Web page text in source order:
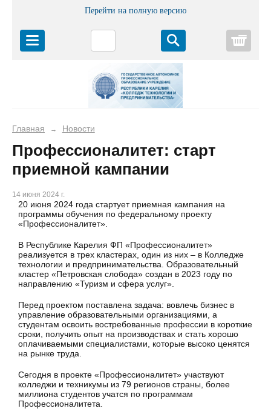
Перейти на полную версию
Главная → Новости
Профессионалитет: старт
приемной кампании
14 июня 2024 г.
20 июня 2024 года стартует приемная кампания на
программы обучения по федеральному проекту
«Профессионалитет».
В Республике Карелия ФП «Профессионалитет»
реализуется в трех кластерах, один из них – в Колледже
технологии и предпринимательства. Образовательный
кластер «Петровская слобода» создан в 2023 году по
направлению «Туризм и сфера услуг».
Перед проектом поставлена задача: вовлечь бизнес в
управление образовательными организациями, а
студентам освоить востребованные профессии в короткие
сроки, получить опыт на производствах и стать хорошо
оплачиваемыми специалистами, которые высоко ценятся
на рынке труда.
Сегодня в проекте «Профессионалитет» участвуют
колледжи и техникумы из 79 регионов страны, более
миллиона студентов учатся по программам
Профессионалитета.